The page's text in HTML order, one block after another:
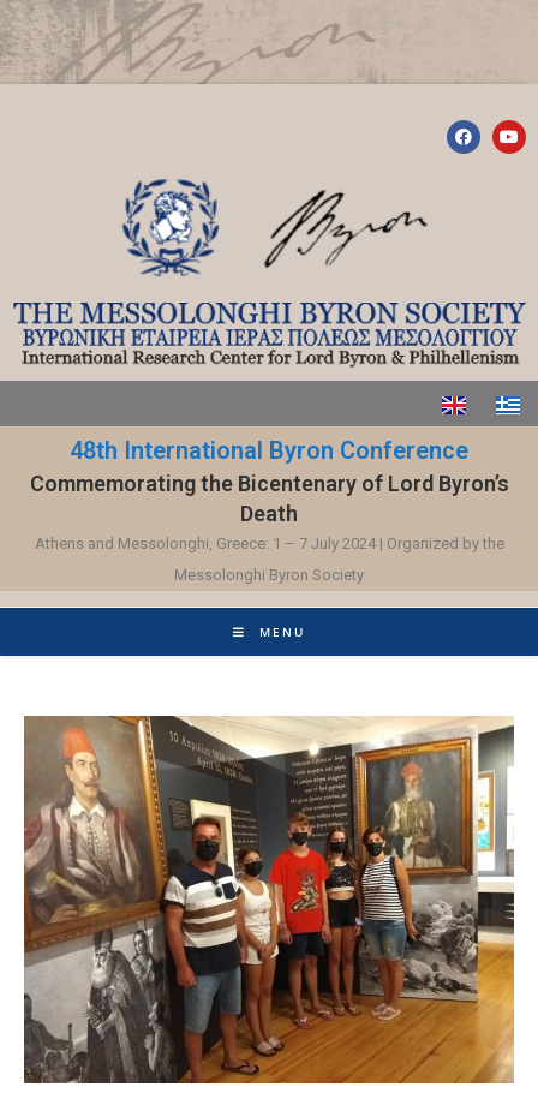
48th International Byron Conference
Commemorating the Bicentenary of Lord Byron’s
Death
Athens and Messolonghi, Greece: 1 – 7 July 2024 | Organized by the
Messolonghi Byron Society
MENU